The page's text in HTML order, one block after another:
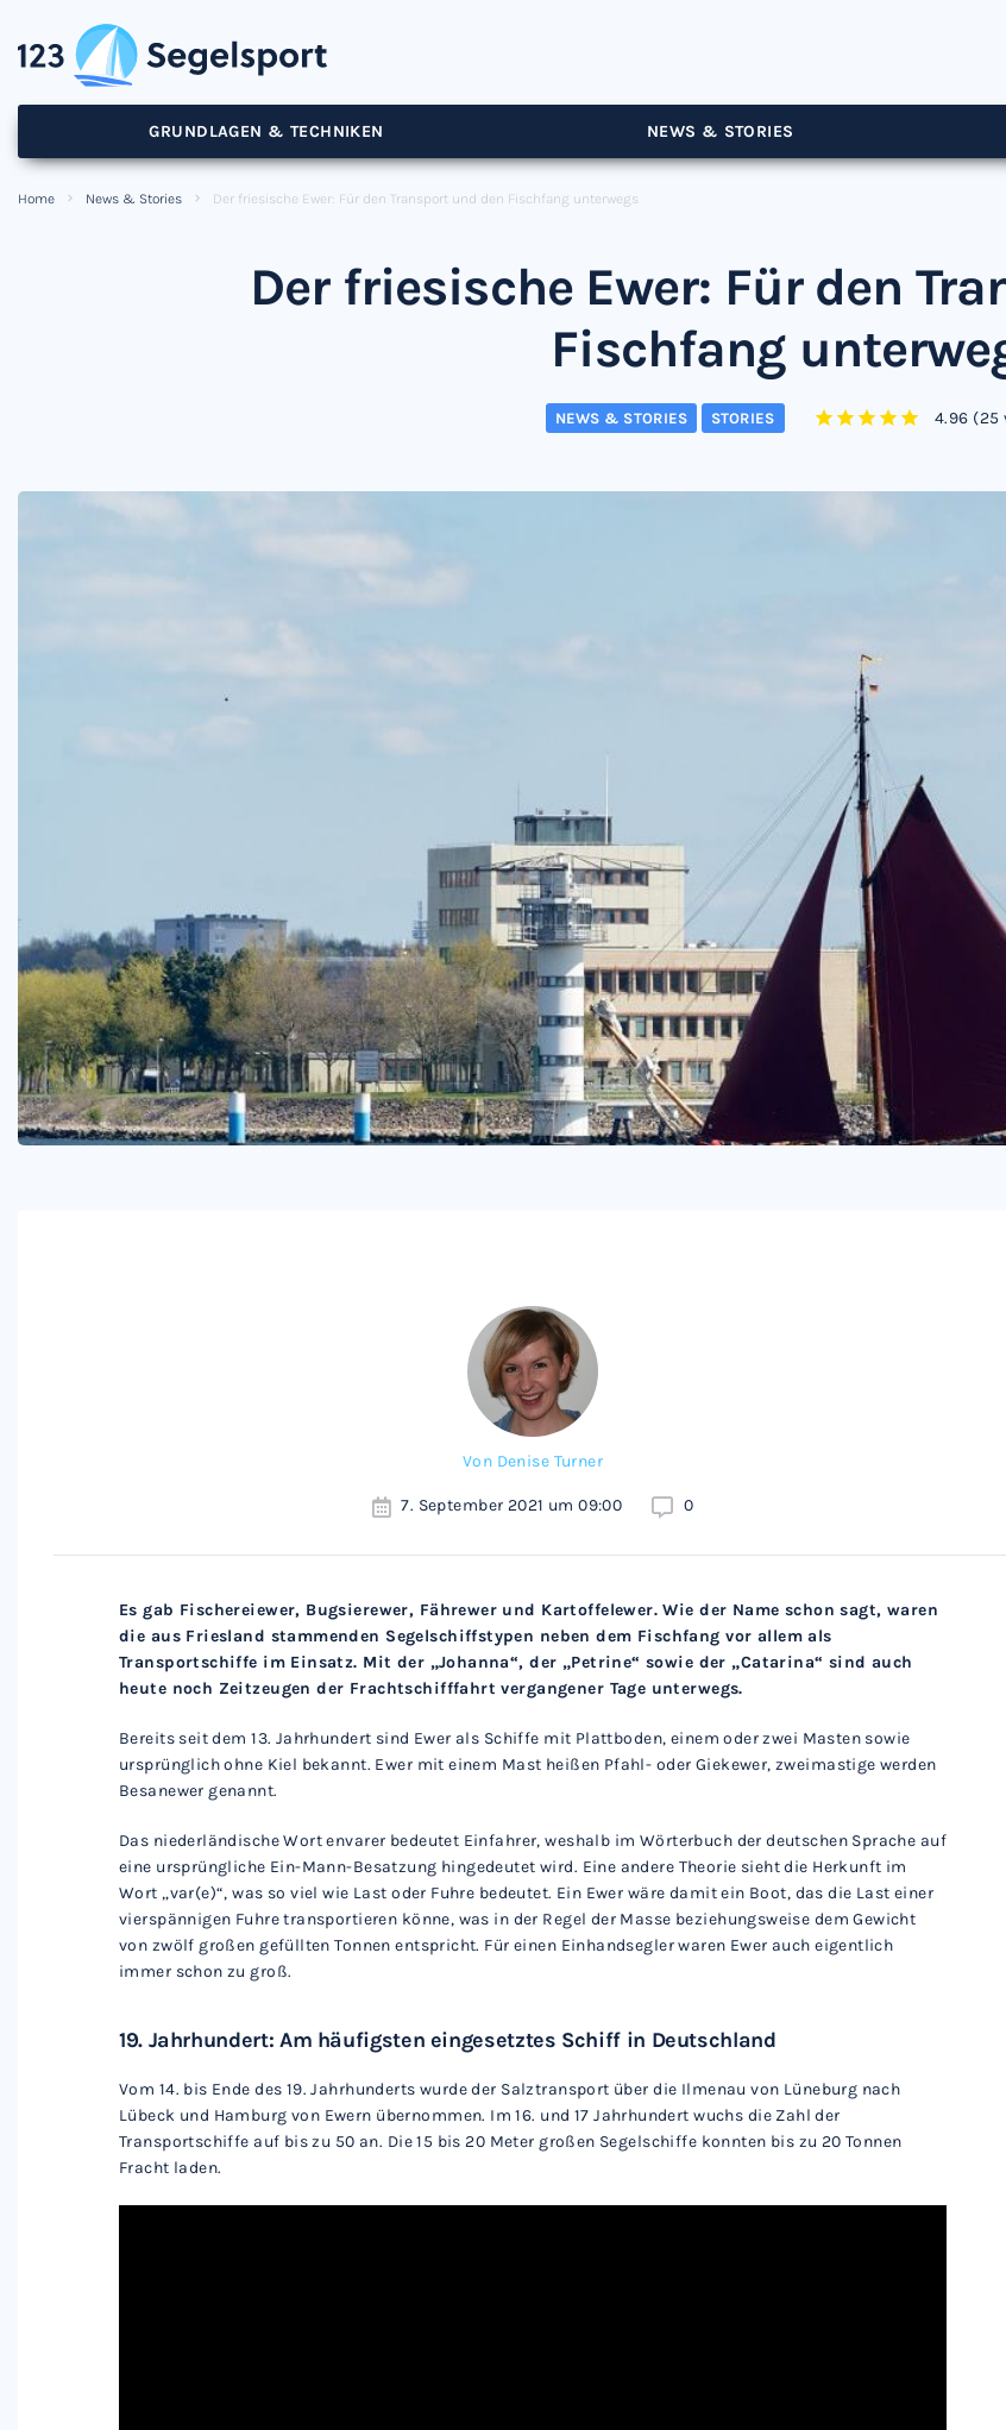
GRUNDLAGEN & TECHNIKEN NEWS & STORIES
Home News & Stories Der friesische Ewer: Für den Transport und den Fischfang unterwegs
Der friesische Ewer: Für den
Fischfang
NEWS & STORIES STORIES 4.96 (25
Von Denise Turner
7. September 2021 um 09:00 0
Es gab Fischereiewer, Bugsierewer, Fährewer und Kartoffelewer. Wie der Name schon sagt, waren
die aus Friesland stammenden Segelschiffstypen neben dem Fischfang vor allem als
Transportschiffe im Einsatz. Mit der „Johanna“, der „Petrine“ sowie der „Catarina“ sind auch
heute noch Zeitzeugen der Frachtschifffahrt vergangener Tage unterwegs.
Bereits seit dem 13. Jahrhundert sind Ewer als Schiffe mit Plattboden, einem oder zwei Masten sowie
ursprünglich ohne Kiel bekannt. Ewer mit einem Mast heißen Pfahl- oder Giekewer, zweimastige werden
Besanewer genannt.
Das niederländische Wort envarer bedeutet Einfahrer, weshalb im Wörterbuch der deutschen Sprache auf
eine ursprüngliche Ein-Mann-Besatzung hingedeutet wird. Eine andere Theorie sieht die Herkunft im
Wort „var(e)“, was so viel wie Last oder Fuhre bedeutet. Ein Ewer wäre damit ein Boot, das die Last einer
vierspännigen Fuhre transportieren könne, was in der Regel der Masse beziehungsweise dem Gewicht
von zwölf großen gefüllten Tonnen entspricht. Für einen Einhandsegler waren Ewer auch eigentlich
immer schon zu groß.
19. Jahrhundert: Am häufigsten eingesetztes Schiff in Deutschland
Vom 14. bis Ende des 19. Jahrhunderts wurde der Salztransport über die Ilmenau von Lüneburg nach
Lübeck und Hamburg von Ewern übernommen. Im 16. und 17 Jahrhundert wuchs die Zahl der
Transportschiffe auf bis zu 50 an. Die 15 bis 20 Meter großen Segelschiffe konnten bis zu 20 Tonnen
Fracht laden.